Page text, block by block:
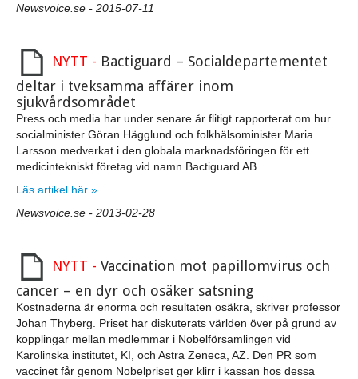
Newsvoice.se - 2015-07-11
NYTT - Bactiguard – Socialdepartementet
deltar i tveksamma affärer inom
sjukvårdsområdet
Press och media har under senare år flitigt rapporterat om hur
socialminister Göran Hägglund och folkhälsominister Maria
Larsson medverkat i den globala marknadsföringen för ett
medicintekniskt företag vid namn Bactiguard AB.
Läs artikel här »
Newsvoice.se - 2013-02-28
NYTT - Vaccination mot papillomvirus och
cancer – en dyr och osäker satsning
Kostnaderna är enorma och resultaten osäkra, skriver professor
Johan Thyberg. Priset har diskuterats världen över på grund av
kopplingar mellan medlemmar i Nobelförsamlingen vid
Karolinska institutet, KI, och Astra Zeneca, AZ. Den PR som
vaccinet får genom Nobelpriset ger klirr i kassan hos dessa